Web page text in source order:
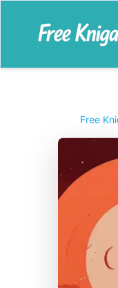
Free